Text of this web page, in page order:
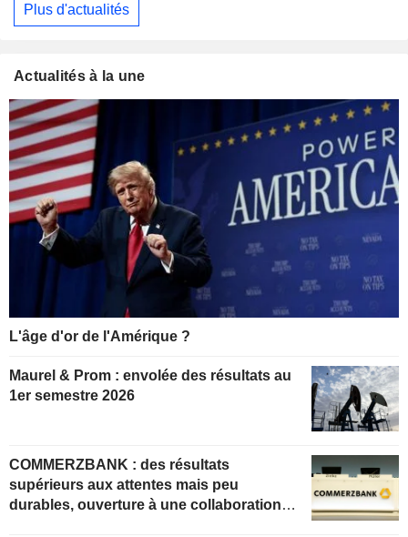
Plus d'actualités
Actualités à la une
L'âge d'or de l'Amérique ?
Maurel & Prom : envolée des résultats au
1er semestre 2026
COMMERZBANK : des résultats
supérieurs aux attentes mais peu
durables, ouverture à une collaboration